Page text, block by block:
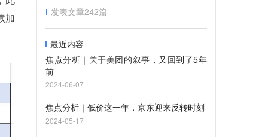
加
发表文章242篇
最近内容
焦点分析｜关于美团的叙事，又回到了5年
前
2024-06-07
焦点分析｜低价这一年，京东迎来反转时刻
2024-05-17